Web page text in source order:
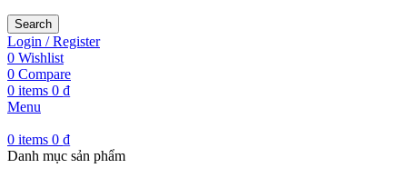
Search
Login / Register
0 Wishlist
0 Compare
0 items 0 ₫
Menu
0 items 0 ₫
Danh mục sản phẩm